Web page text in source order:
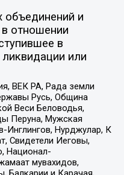
объединений и
в отношении
в
или
ВЕК РА, Рада земли
Русь, Община
Веси Беловодья,
Перуна, Мужская
Инглингов, Нурджулар, К
Свидетели Иеговы,
Национал-
мувахидов,